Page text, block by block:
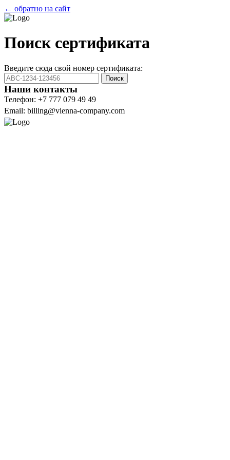
← обратно на сайт
Поиск сертификата
Введите сюда свой номер сертификата:
Поиск
Наши контакты
Телефон: +7 777 079 49 49
Email: billing@vienna-company.com